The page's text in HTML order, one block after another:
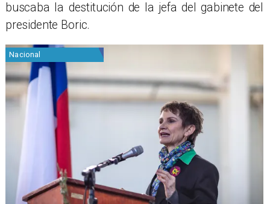
buscaba la destitución de la jefa del gabinete del
presidente Boric.
Nacional